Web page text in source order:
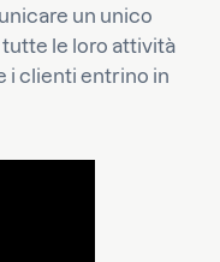
un unico
le loro attività
i clienti entrino in